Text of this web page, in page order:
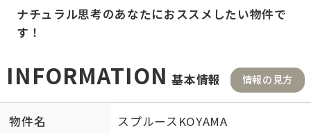
ナチュラル思考のあなたにおススメしたい物件で
す！
INFORMATION 基本情報 情報の見方
物件名 スプルースKOYAMA